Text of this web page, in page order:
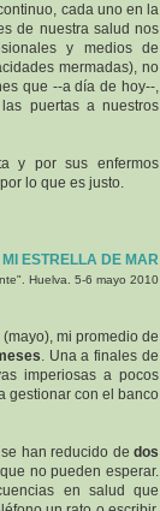
cada uno en la
de nuestra salud nos
y medios de
mermadas), no
que --a día de hoy--,
puertas a nuestros
y por sus enfermos
lo que es justo.
MI ESTRELLA DE MAR
Huelva. 5-6 mayo 2010
mi promedio de
. Una a finales de
imperiosas a pocos
gestionar con el banco
han reducido dedos
no pueden esperar.
en salud que